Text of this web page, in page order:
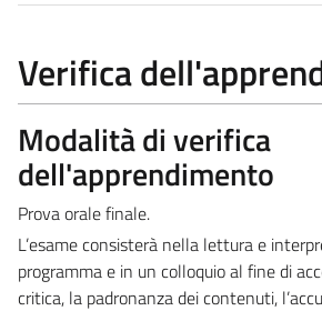
Verifica
Modalità di verifica
dell'apprendimento
Prova orale finale.
L’esame consisterà nella lettura e
programma e in un colloquio al fine di
critica, la padronanza dei contenuti,